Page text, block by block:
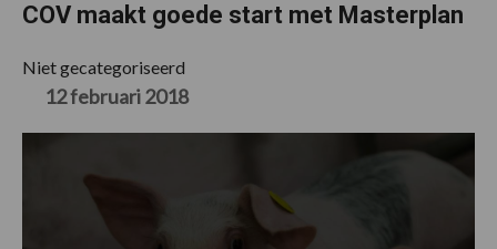
COV maakt goede start met Masterplan
Niet gecategoriseerd
12 februari 2018